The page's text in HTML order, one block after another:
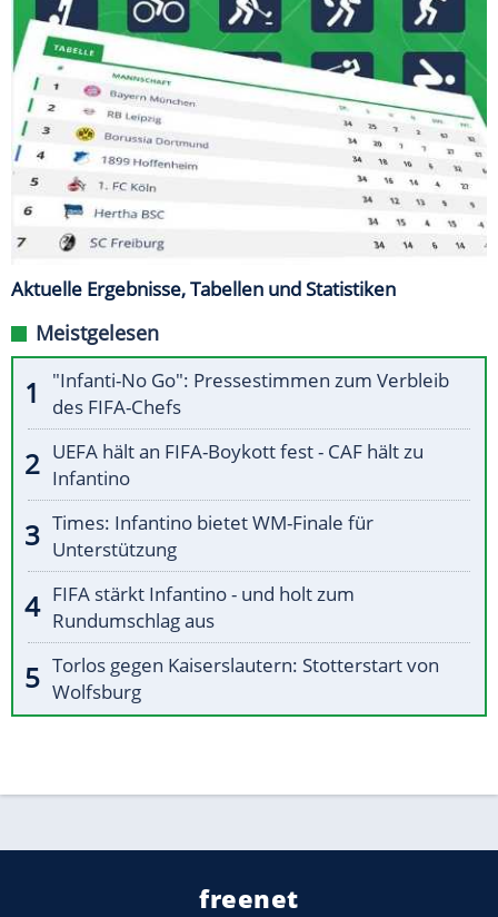
Aktuelle Ergebnisse, Tabellen und Statistiken
Meistgelesen
"Infanti-No Go": Pressestimmen zum Verbleib
des FIFA-Chefs
UEFA hält an FIFA-Boykott fest - CAF hält zu
Infantino
Times: Infantino bietet WM-Finale für
Unterstützung
FIFA stärkt Infantino - und holt zum
Rundumschlag aus
Torlos gegen Kaiserslautern: Stotterstart von
Wolfsburg
freenet